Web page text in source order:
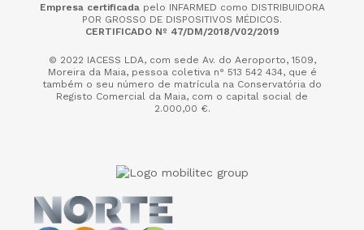
Empresa certificada pelo INFARMED como DISTRIBUIDORA
POR GROSSO DE DISPOSITIVOS MÉDICOS.
CERTIFICADO Nº 47/DM/2018/V02/2019
© 2022 IACESS LDA, com sede Av. do Aeroporto, 1509,
Moreira da Maia, pessoa coletiva n° 513 542 434, que é
também o seu número de matrícula na Conservatória do
Registo Comercial da Maia, com o capital social de
2.000,00 €.